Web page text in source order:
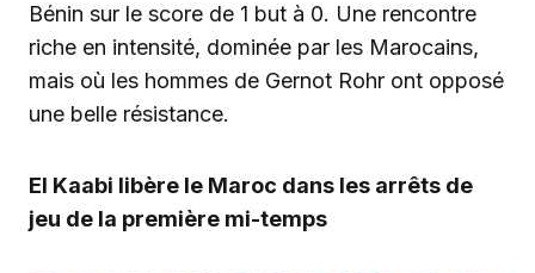
Bénin sur le score de 1 but à 0. Une rencontre
riche en intensité, dominée par les Marocains,
mais où les hommes de Gernot Rohr ont opposé
une belle résistance.
El Kaabi libère le Maroc dans les arrêts de
jeu de la première mi-temps